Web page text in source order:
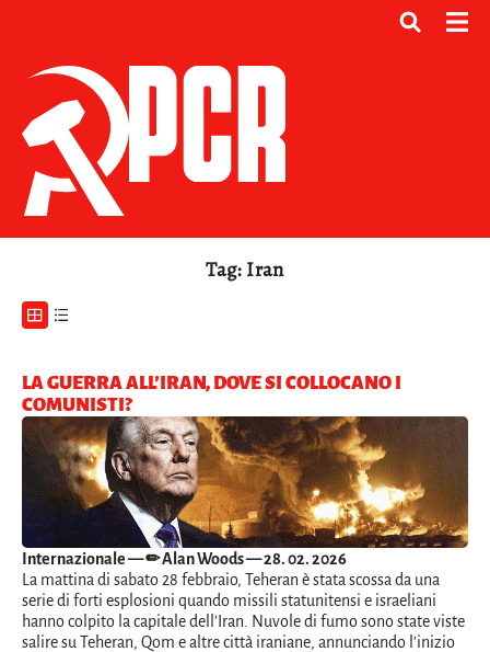
Tag: Iran
LA GUERRA ALL’IRAN, DOVE SI COLLOCANO I
COMUNISTI?
Internazionale— ✏ Alan Woods — 28. 02. 2026
La mattina di sabato 28 febbraio, Teheran è stata scossa da una
serie di forti esplosioni quando missili statunitensi e israeliani
hanno colpito la capitale dell’Iran. Nuvole di fumo sono state viste
salire su Teheran, Qom e altre città iraniane, annunciando l’inizio